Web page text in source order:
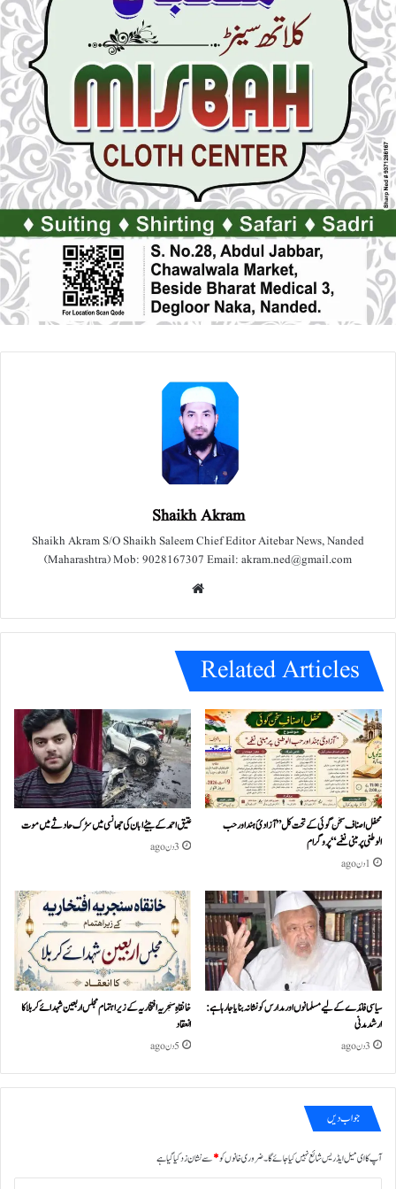
Shaikh Akram
Shaikh Akram S/O Shaikh Saleem Chief Editor Aitebar News, Nanded
(Maharashtra) Mob: 9028167307 Email: akram.ned@gmail.com
e
Related Articles
محفل اصناف سخن گوئی کے تحت کل ”آزادئ ہند اور حب
الوطنی پر مبنی نغمے“پروگرام
1 دن ago
عتیق احمد کے بیٹے ابان کی جھانسی میں سڑک حادثے میں موت
3 دن ago
سیاسی فائدے کے لیے مسلمانوں اور مدارس کو نشانہ بنایا جا رہا ہے:
ارشد مدنی
3 دن ago
خانقاہِ سنجریہ افتخاریہ کے زیراہتمام مجلس اربعین شہدائے کربلا کا
انعقاد
5 دن ago
جواب دیں
آپ کا ای میل ایڈریس شائع نہیں کیا جائے گا۔ضروری خانوں کو*سے نشان زد کیا گیا ہے